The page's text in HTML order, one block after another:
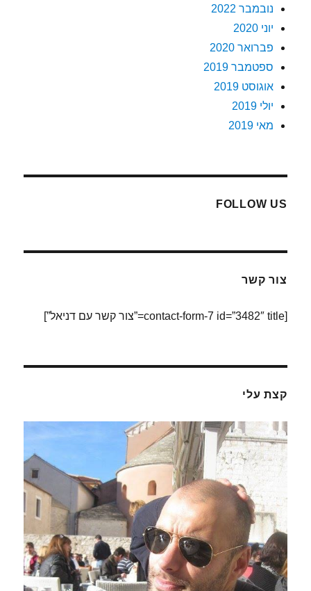
נובמבר 2022
יוני 2020
פברואר 2020
ספטמבר 2019
אוגוסט 2019
יולי 2019
מאי 2019
FOLLOW US
צור קשר
[contact-form-7 id=”3482″ title=”צור קשר עם דניאל”]
קצת עלי